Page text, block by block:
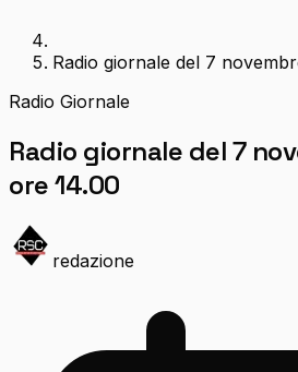
Radio giornale del 7
Radio Giornale
Radio giornale del 7
ore 14.00
redazione